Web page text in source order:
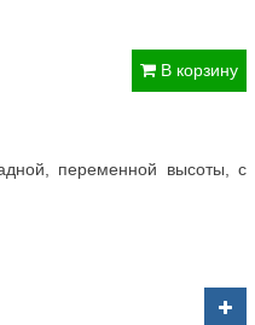
В корзину
переменной высоты, с